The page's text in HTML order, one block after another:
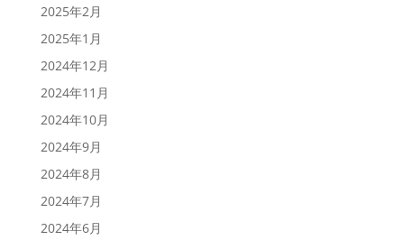
2025年2月
2025年1月
2024年12月
2024年11月
2024年10月
2024年9月
2024年8月
2024年7月
2024年6月